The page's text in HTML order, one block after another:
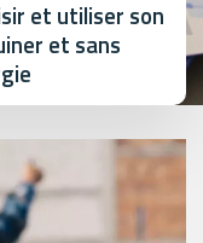
et utiliser son
et sans